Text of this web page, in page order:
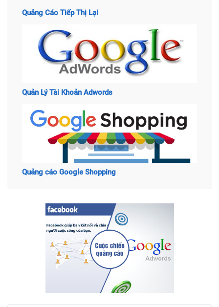
Quảng Cáo Tiếp Thị Lại
Quản Lý Tài Khoản Adwords
Quảng cáo Google Shopping